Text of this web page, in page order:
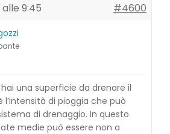
alle 9:45
#4600
una superficie da drenare il
di pioggia che può
di drenaggio. In questo
medie può essere non a